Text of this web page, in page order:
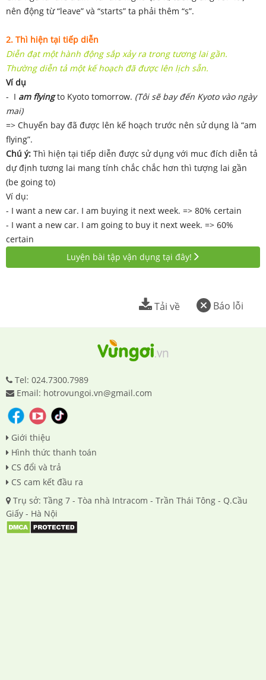
nên động từ “leave” và “starts” ta phải thêm “s”.
2. Thì hiện tại tiếp diễn
Diễn đạt một hành động sắp xảy ra trong tương lai gần.
Thường diễn tả một kế hoạch đã được lên lịch sẵn.
Ví dụ
- I am flyingto Kyoto tomorrow. (Tôi sẽ bay đến Kyoto vào ngày
mai)
=> Chuyến bay đã được lên kế hoạch trước nên sử dụng là “am
flying”.
Chú ý: Thì hiện tại tiếp diễn được sử dụng với muc đích diễn tả
dự định tương lai mang tính chắc chắc hơn thì tượng lai gần
(be going to)
Ví dụ:
- I want a new car. I am buying it next week. => 80% certain
- I want a new car. I am going to buy it next week. => 60%
certain
Luyện bài tập vận dụng tại đây!
Báo lỗi
Tải về
Tel: 024.7300.7989
Email: hotrovungoi.vn@gmail.com
Giới thiệu
Hình thức thanh toán
CS đổi và trả
CS cam kết đầu ra
Trụ sở: Tầng 7 - Tòa nhà Intracom - Trần Thái Tông - Q.Cầu
Giấy - Hà Nội